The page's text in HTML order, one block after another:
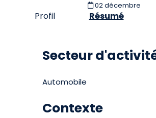
02 décembre
Profil Résumé
Secteur
Automobile
Contexte